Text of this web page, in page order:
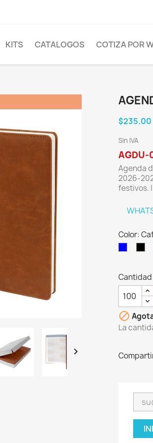
KITS CATALOGOS COTIZA POR

$235.00
Sin IVA
AGDU-
Agenda
2026-
festivos.
Color:
Cantidad

La